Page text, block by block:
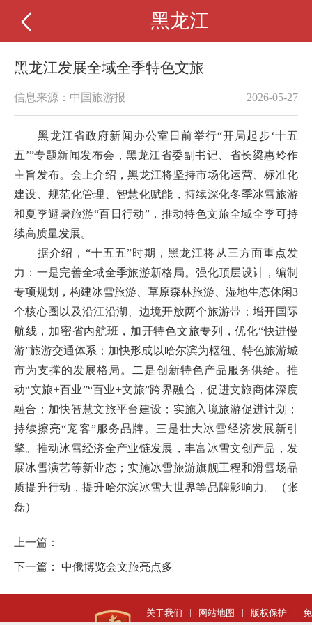
黑龙江
黑龙江发展全域全季特色文旅
信息来源：中国旅游报 2026-05-27
黑龙江省政府新闻办公室日前举行“开局起步‘十五
五’”专题新闻发布会，黑龙江省委副书记、省长梁惠玲作
主旨发布。会上介绍，黑龙江将坚持市场化运营、标准化
建设、规范化管理、智慧化赋能，持续深化冬季冰雪旅游
和夏季避暑旅游“百日行动”，推动特色文旅全域全季可持
续高质量发展。
据介绍，“十五五”时期，黑龙江将从三方面重点发
力：一是完善全域全季旅游新格局。强化顶层设计，编制
专项规划，构建冰雪旅游、草原森林旅游、湿地生态休闲3
个核心圈以及沿江沿湖、边境开放两个旅游带；增开国际
航线，加密省内航班，加开特色文旅专列，优化“快进慢
游”旅游交通体系；加快形成以哈尔滨为枢纽、特色旅游城
市为支撑的发展格局。二是创新特色产品服务供给。推
动“文旅+百业”“百业+文旅”跨界融合，促进文旅商体深度
融合；加快智慧文旅平台建设；实施入境旅游促进计划；
持续擦亮“宠客”服务品牌。三是壮大冰雪经济发展新引
擎。推动冰雪经济全产业链发展，丰富冰雪文创产品，发
展冰雪演艺等新业态；实施冰雪旅游旗舰工程和滑雪场品
质提升行动，提升哈尔滨冰雪大世界等品牌影响力。（张
磊）
上一篇：
下一篇： 中俄博览会文旅亮点多